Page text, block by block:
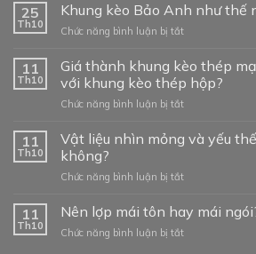
25
Th10
Khung kèo Bảo Anh như thế
Chức năng bình luận bị tắtở
kèo
Bảo
Anh
như
nào?
11
Th10
Giá thành khung kèo thép
với khung kèo thép hộp?
Chức năng bình luận bị tắtở
thành
khung
thép
trọng
lượng
nhẹ
11
Th10
Vật liệu nhìn mỏng và yếu
không?
Chức năng bình luận bị tắtở
nhìn
mỏng
11
Th10
Nên lợp mái tôn hay mái
Chức năng bình luận bị tắtở